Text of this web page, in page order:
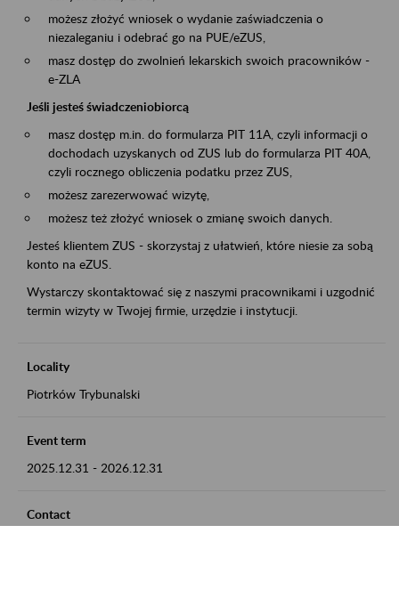
możesz złożyć wniosek o wydanie zaświadczenia o
niezaleganiu i odebrać go na PUE/eZUS,
masz dostęp do zwolnień lekarskich swoich pracowników -
e-ZLA
Jeśli jesteś świadczeniobiorcą
masz dostęp m.in. do formularza PIT 11A, czyli informacji o
dochodach uzyskanych od ZUS lub do formularza PIT 40A,
czyli rocznego obliczenia podatku przez ZUS,
możesz zarezerwować wizytę,
możesz też złożyć wniosek o zmianę swoich danych.
Jesteś klientem ZUS - skorzystaj z ułatwień, które niesie za sobą
konto na eZUS.
Wystarczy skontaktować się z naszymi pracownikami i uzgodnić
termin wizyty w Twojej firmie, urzędzie i instytucji.
Locality
Piotrków Trybunalski
Event term
2025.12.31 - 2026.12.31
Contact